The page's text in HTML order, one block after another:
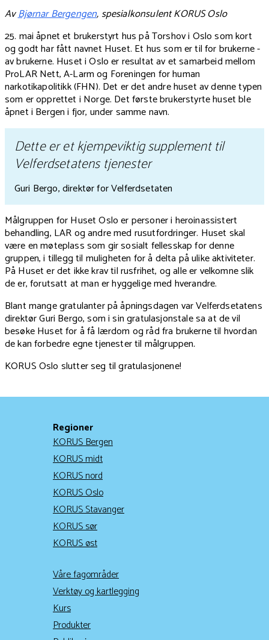
AvBjørnar Bergengen, spesialkonsulent KORUS Oslo
25. mai åpnet et brukerstyrt hus på Torshov i Oslo som kort
og godt har fått navnet Huset. Et hus som er til for brukerne -
av brukerne. Huset i Oslo er resultat av et samarbeid mellom
ProLAR Nett, A-Larm og Foreningen for human
narkotikapolitikk (FHN). Det er det andre huset av denne typen
som er opprettet i Norge. Det første brukerstyrte huset ble
åpnet i Bergen i fjor, under samme navn.
Dette er et kjempeviktig supplement til
Velferdsetatens tjenester
Guri Bergo, direktør for Velferdsetaten
Målgruppen for Huset Oslo er personer i heroinassistert
behandling, LAR og andre med rusutfordringer. Huset skal
være en møteplass som gir sosialt fellesskap for denne
gruppen, i tillegg til muligheten for å delta på ulike aktiviteter.
På Huset er det ikke krav til rusfrihet, og alle er velkomne slik
de er, forutsatt at man er hyggelige med hverandre.
Blant mange gratulanter på åpningsdagen var Velferdsetatens
direktør Guri Bergo, som i sin gratulasjonstale sa at de vil
besøke Huset for å få lærdom og råd fra brukerne til hvordan
de kan forbedre egne tjenester til målgruppen.
KORUS Oslo slutter seg til gratulasjonene!
Regioner
KORUS Bergen
KORUS midt
KORUS nord
KORUS Oslo
KORUS Stavanger
KORUS sør
KORUS øst
Våre fagområder
Verktøy og kartlegging
Kurs
Produkter